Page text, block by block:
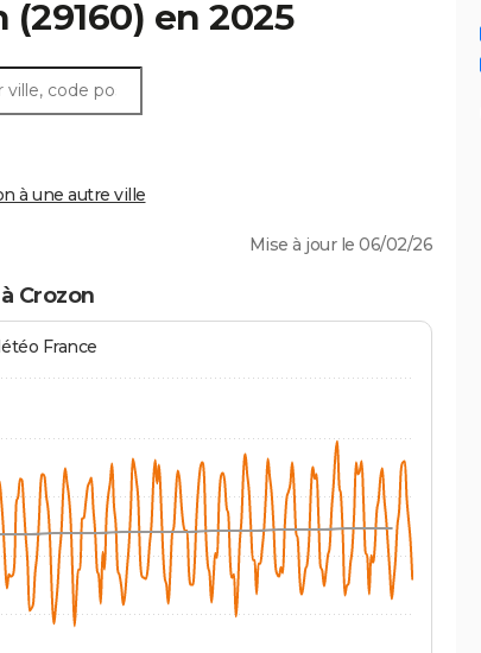
(29160) en 2025
à une autre ville
Mise à jour le 06/02/26
Crozon
France